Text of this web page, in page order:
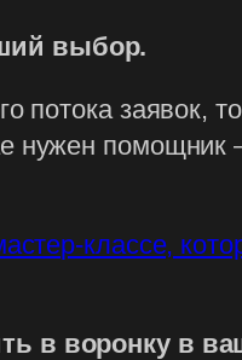
выбор.
потока заявок,
нужен помощник
классе,
в воронку в